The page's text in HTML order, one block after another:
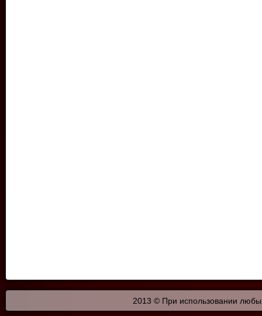
2013 © При использовании